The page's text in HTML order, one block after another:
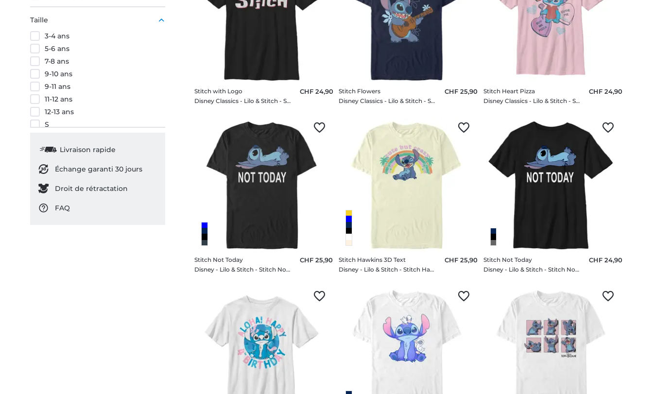
Taille
3-4 ans
5-6 ans
7-8 ans
9-10 ans
9-11 ans
11-12 ans
12-13 ans
S
L
XL
XXL
3XL
Livraison rapide
Échange garanti 30 jours
Droit de rétractation
FAQ
Stitch with Logo
Disney Classics - Lilo & Stitch - Stitch with Logo - Enfant T-shirt
CHF 24,90
Stitch Flowers
Disney Classics - Lilo & Stitch - Stitch Flowers - Homme T-shirt
CHF 25,90
Stitch Heart Pizza
Disney Classics - Lilo & Stitch - Stitch Heart Pizza - Enfant T-shirt
CHF 24,90
Stitch Not Today
Disney - Lilo & Stitch - Stitch Not Today - Homme T-shirt
CHF 25,90
Stitch Hawkins 3D Text
Disney - Lilo & Stitch - Stitch Hawkins 3D Text - Homme T-shirt
CHF 25,90
Stitch Not Today
Disney - Lilo & Stitch - Stitch Not Today - Enfant T-shirt
CHF 24,90